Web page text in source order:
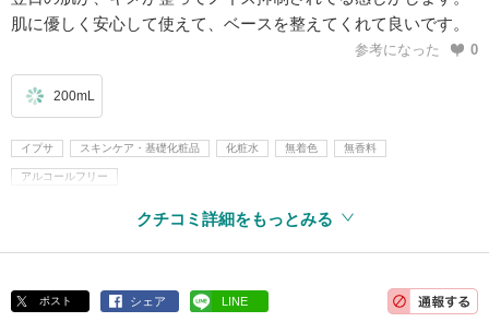
肌に優しく安心して使えて、ベースを整えてくれて良いです。
参考になった 0
200mL
イプサ スキンケア・基礎化粧品 化粧水 無着色 無香料
アルコールフリー
クチコミ詳細をもっとみる
ポスト シェア LINE